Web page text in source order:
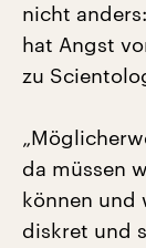
nicht
hat Angst
zu
da müssen
können und
diskret und